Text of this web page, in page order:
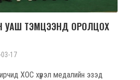
УАШ ТЭМЦЭЭНД ОРОЛЦОХ
17
ХОС хүрэл медалийн эзэд